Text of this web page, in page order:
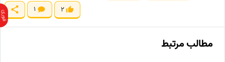
2
1
مطالب مرتبط